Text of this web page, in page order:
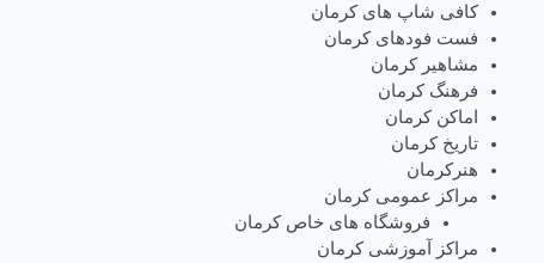
کافی شاپ های کرمان
فست فودهای کرمان
مشاهیر کرمان
فرهنگ کرمان
اماکن کرمان
تاریخ کرمان
هنرکرمان
مراکز عمومی کرمان
فروشگاه های خاص کرمان
مراکز آموزشی کرمان